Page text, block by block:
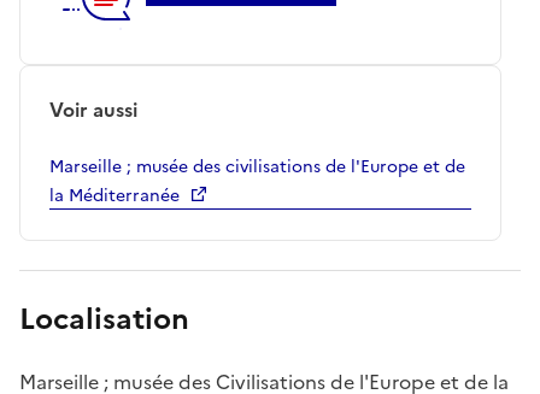
Voir aussi
Marseille ; musée des civilisations de l'Europe et de
la Méditerranée
Localisation
Marseille ; musée des Civilisations de l'Europe et de la